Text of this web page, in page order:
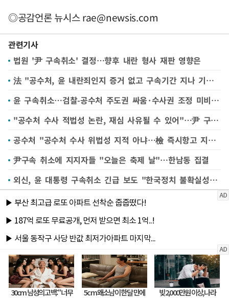
◎공감언론 뉴시스rae@newsis.com
관련기사
법원 '尹 구속취소' 결정…향후 내란 형사 재판 영향은
法 "공수처, 윤 내란죄인지 증거 없고 구속기간 지나 기소"…구속 취소(종합)
윤 구속취소…검찰-공수처 주도권 싸움·수사권 조정 미비가 '빌미'
"공수처 수사 적법성 논란, 재심 사유될 수 있어"…尹 구속취소 배경
공수처 "공수처 수사 위법성 지적 아냐…檢 즉시항고 지켜볼것"
尹구속 취소에 지지자들 "오늘은 축제 날"…한남동 집결
외신, 윤 대통령 구속취소 긴급 보도 "한국정치 불확실성 커져"